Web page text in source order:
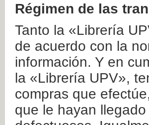
Régimen de las
Tanto la «Librería
de acuerdo con la
información. Y en
la «Librería UPV»,
compras que
que le hayan